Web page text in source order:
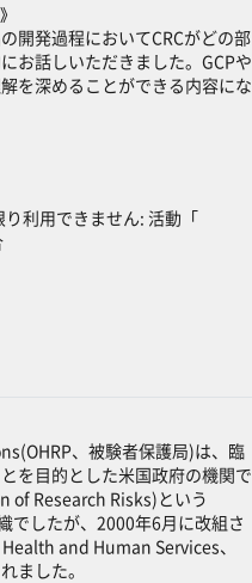
開発過程においてCRCがどの部
お話しいただきました。GCPや
を深めることができる内容にな
利用できません: 活動「
、被験者保護局)は、臨
を目的とした米国政府の機関で
of Research Risks)という
でしたが、2000年6月に改組さ
and Human Services、
ました。